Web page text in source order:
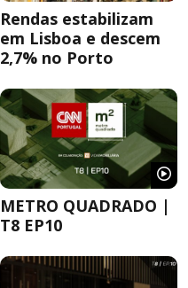
Rendas estabilizam
em Lisboa e descem
2,7% no Porto
METRO QUADRADO |
T8 EP10